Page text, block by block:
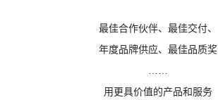
最佳合作伙伴、最佳交付、
年度品牌供应、最佳品质奖
用更具价值的产品和服务